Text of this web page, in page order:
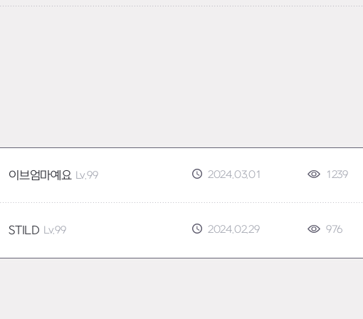
이브엄마예요 Lv.99 2024.03.01 1239
STILD Lv.99 2024.02.29 976